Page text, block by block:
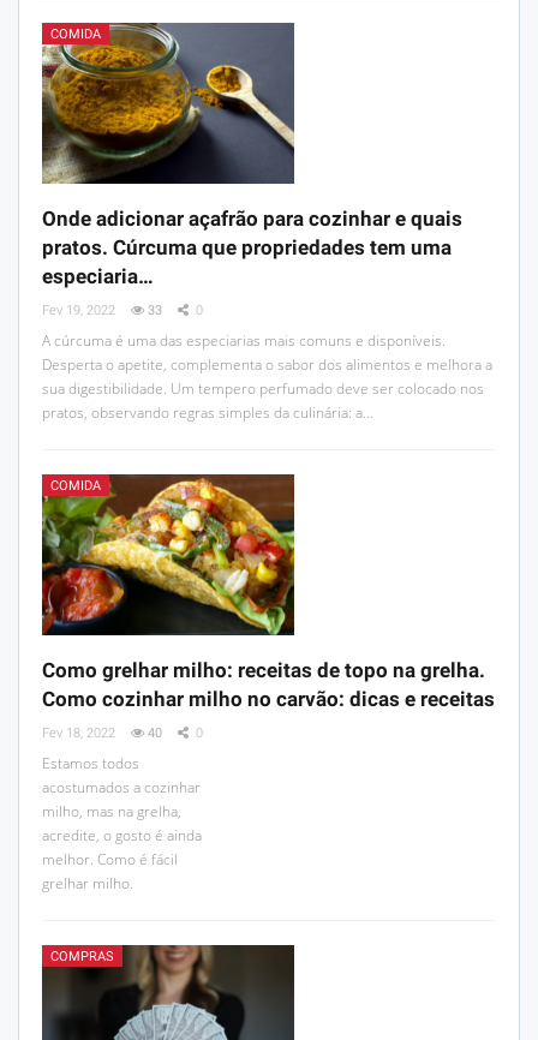
COMIDA
Onde adicionar açafrão para cozinhar e quais
pratos. Cúrcuma que propriedades tem uma
especiaria…
Fev 19, 2022 33 0
A cúrcuma é uma das especiarias mais comuns e disponíveis.
Desperta o apetite, complementa o sabor dos alimentos e melhora a
sua digestibilidade. Um tempero perfumado deve ser colocado nos
pratos, observando regras simples da culinária: a…
COMIDA
Como grelhar milho: receitas de topo na grelha.
Como cozinhar milho no carvão: dicas e receitas
Fev 18, 2022 40 0
Estamos todos
acostumados a cozinhar
milho, mas na grelha,
acredite, o gosto é ainda
melhor. Como é fácil
grelhar milho.
COMPRAS